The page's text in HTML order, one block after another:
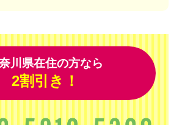
川県在住の方なら
2割引き！